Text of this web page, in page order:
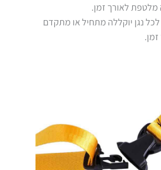
לאורך זמן.
נגן יוקללה מתחיל או מתקדם